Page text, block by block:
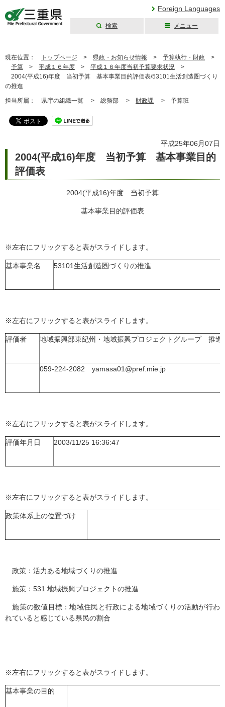
Foreign Languages
検索 メニュー
現在位置： トップページ > 県政・お知らせ情報 > 予算執行・財政 >
予算 > 平成１６年度 > 平成１６年度当初予算要求状況 >
2004(平成16)年度 当初予算 基本事業目的評価表/53101生活創造圏づくり
の推進
担当所属： 県庁の組織一覧 > 総務部 > 財政課 > 予算班
平成25年06月07日
2004(平成16)年度 当初予算 基本事業目的
評価表
2004(平成16)年度 当初予算
基本事業目的評価表
※左右にフリックすると表がスライドします。
基本事業名 53101生活創造圏づくりの推進
※左右にフリックすると表がスライドします。
評価者 地域振興部東紀州・地域振興プロジェクトグループ 推
059-224-2082 yamasa01@pref.mie.jp
※左右にフリックすると表がスライドします。
評価年月日 2003/11/25 16:36:47
※左右にフリックすると表がスライドします。
政策体系上の位置づけ
政策：活力ある地域づくりの推進
施策：531 地域振興プロジェクトの推進
施策の数値目標：地域住民と行政による地域づくりの活動が行わ
れていると感じている県民の割合
※左右にフリックすると表がスライドします。
基本事業の目的